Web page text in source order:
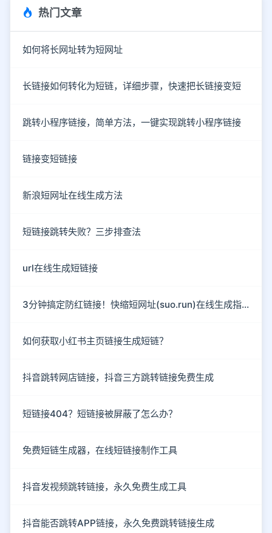
热门文章
如何将长网址转为短网址
长链接如何转化为短链，详细步骤，快速把长链接变短
跳转小程序链接，简单方法，一键实现跳转小程序链接
链接变短链接
新浪短网址在线生成方法
短链接跳转失败？三步排查法
url在线生成短链接
3分钟搞定防红链接！快缩短网址(suo.run)在线生成指南
如何获取小红书主页链接生成短链？
抖音跳转网店链接，抖音三方跳转链接免费生成
短链接404？短链接被屏蔽了怎么办？
免费短链生成器，在线短链接制作工具
抖音发视频跳转链接，永久免费生成工具
抖音能否跳转APP链接，永久免费跳转链接生成